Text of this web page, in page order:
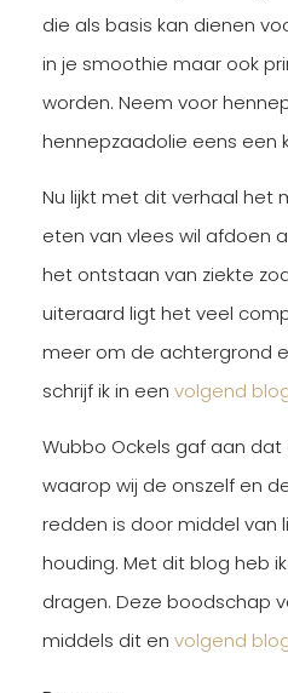
die als basis kan dienen
in je smoothie maar ook
worden. Neem voor
hennepzaadolie eens een
Nu lijkt met dit verhaal het
eten van vlees wil afdoen
het ontstaan van ziekte
uiteraard ligt het veel
meer om de achtergrond
schrijf ik in een volgend
Wubbo Ockels gaf aan
waarop wij de onszelf en
redden is door middel van
houding. Met dit blog heb
dragen. Deze boodschap
middels dit en volgend